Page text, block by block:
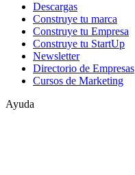
Descargas
Construye tu marca
Construye tu Empresa
Construye tu StartUp
Newsletter
Directorio de Empresas
Cursos de Marketing
Ayuda